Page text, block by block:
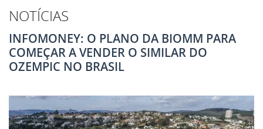
NOTÍCIAS
INFOMONEY: O PLANO DA BIOMM PARA
COMEÇAR A VENDER O SIMILAR DO
OZEMPIC NO BRASIL